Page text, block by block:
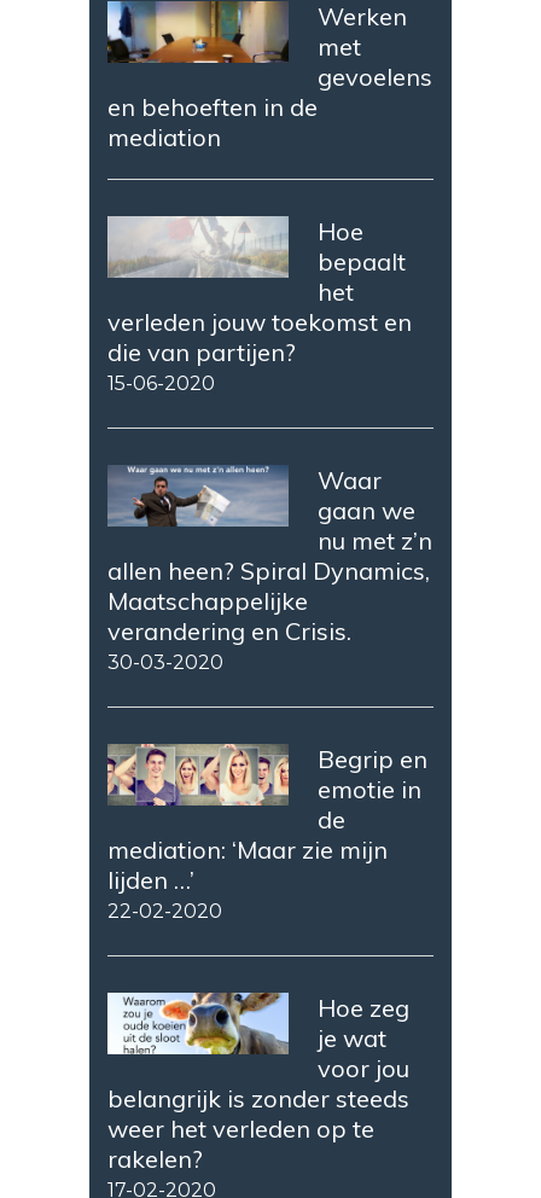
Werken
met
gevoelens
en behoeften in de
mediation
Hoe
bepaalt
het
verleden jouw toekomst en
die van partijen?
15-06-2020
Waar
gaan we
nu met z’n
allen heen? Spiral Dynamics,
Maatschappelijke
verandering en Crisis.
30-03-2020
Begrip en
emotie in
de
mediation: ‘Maar zie mijn
lijden …’
22-02-2020
Hoe zeg
je wat
voor jou
belangrijk is zonder steeds
weer het verleden op te
rakelen?
17-02-2020